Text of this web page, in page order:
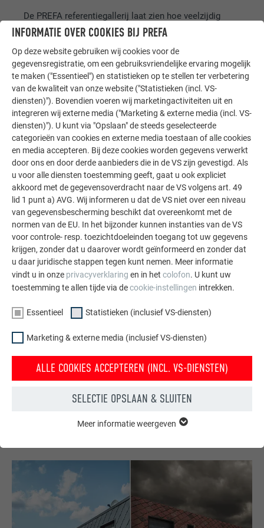
De PREFA referentiegallerij laat zien hoe veelzijdig
aluminium kan worden toegepast. Ontdek meer
aluminiumoplossingen voor dak, zonne-energie en
gevel.
MEER REFERENTIES BEKIJKEN
Gratis brochures bestellen
Daken, gevels, zonnepanelen, dakafvoersystemen &
hoogwaterbescherming – met PREFA producten van
aluminium ziet uw huis er niet alleen goed uit, maar het is
ook optimaal beschermt.
GRATIS BESTELLEN
INFORMATIE OVER COOKIES BIJ PREFA
Op deze website gebruiken wij cookies voor de
gegevensregistratie, om een gebruiksvriendelijke ervaring mogelijk
te maken ("Essentieel") en statistieken op te stellen ter verbetering
van de kwaliteit van onze website ("Statistieken (incl. VS-
diensten)"). Bovendien voeren wij marketingactiviteiten uit en
integreren wij externe media ("Marketing & externe media (incl. VS-
diensten)"). U kunt via "Opslaan" de steeds geselecteerde
categorieën van cookies en externe media toestaan of alle cookies
en media accepteren. Bij deze cookies worden gegevens verwerkt
door ons en door derde aanbieders die in de VS zijn gevestigd. Als
u voor alle diensten toestemming geeft, gaat u ook expliciet
akkoord met de gegevensoverdracht naar de VS volgens art. 49
lid 1 punt a) AVG. Wij informeren u dat de VS niet over een niveau
van gegevensbescherming beschikt dat overeenkomt met de
normen van de EU. In het bijzonder kunnen instanties van de VS
voor controle- resp. toezichtdoeleinden toegang tot uw gegevens
krijgen, zonder dat u daarover wordt geïnformeerd en zonder dat
u daar juridische stappen tegen kunt nemen. Meer informatie
vindt u in onze privacyverklaring en in het colofon. U kunt uw
toestemming te allen tijde via decookie-instellingen intrekken.
Essentieel Statistieken (inclusief VS-diensten)
Marketing & externe media (inclusief VS-diensten)
ALLE COOKIES ACCEPTEREN (INCL. VS-DIENSTEN)
SELECTIE OPSLAAN & SLUITEN
onberispelijk werkt.
NAAM
PHP
Cookie-informatie weergeven
STATISTIEKEN (INCLUSIEF VS-DIENSTEN)
Meer informatie weergeven